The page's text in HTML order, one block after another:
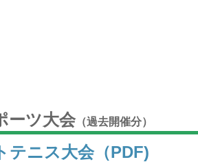
ーツ大会（過去開催分）
テニス大会（PDF)